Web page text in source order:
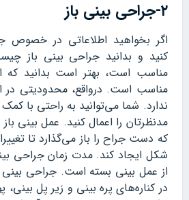
۲-جراحی بینی باز
اگر بخواهید اطلاعاتی در خصوص
کنید و بدانید جراحی بینی باز
مناسب است، بهتر است بدانید که
مناسب است. درواقع، محدودیتی
ندارد. شما می‌توانید به راحتی با
مدنظرتان را اعمال کنید. عمل بینی
که دست جراح را باز می‌گذارد تا
شکل ایجاد کند. مدت زمان جراحی
از عمل بینی بسته است. جراحی بینی
در کناره‌های پره بینی و زیر پل